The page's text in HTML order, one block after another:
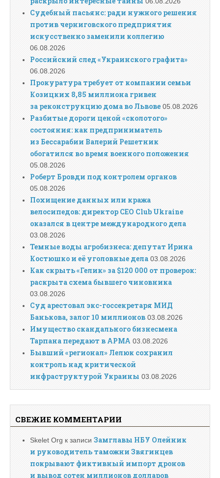
Судебный пасьянс: ради нужного решения
против черниговского предприятия
искусственно заменили коллегию
06.08.2026
Российский след «Украинского графита»
06.08.2026
Прокуратура требует от компании семьи
Козицких 8,85 миллиона гривен
за реконструкцию дома во Львове 05.08.2026
Разбитые дороги ценой «сколотого»
состояния: как предприниматель
из Бессарабии Валерий Решетник
обогатился во время военного положения
05.08.2026
Роберт Бровди под контролем органов
05.08.2026
Похищение данных или кража
велосипедов: директор CEO Club Ukraine
оказался в центре международного дела
03.08.2026
Темные воды агробизнеса: депутат Ирина
Костюшко и её уголовные дела 03.08.2026
Как скрыть «Гелик» за $120 000 от проверок:
раскрыта схема бывшего чиновника
03.08.2026
Суд арестовал экс-госсекретаря МИД
Банькова, залог 10 миллионов 03.08.2026
Имущество скандального бизнесмена
Тарпана передают в АРМА 03.08.2026
Бывший «регионал» Лелюк сохранил
контроль над критической
инфраструктурой Украины 03.08.2026
СВЕЖИЕ КОММЕНТАРИИ
Skelet Org к записи Замглавы НБУ Олейник
и руководитель таможни Звягинцев
покрывают фиктивный импорт дронов
и вывод сотен миллионов долларов